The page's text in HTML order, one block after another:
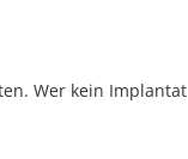
Wer kein Implantat